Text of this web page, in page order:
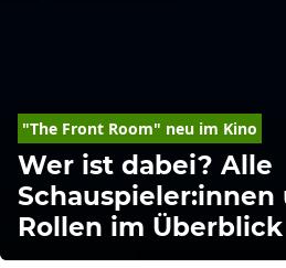
"The Front Room" neu im Kino
Wer ist dabei? Alle
Schauspieler:innen
Rollen im Überblick